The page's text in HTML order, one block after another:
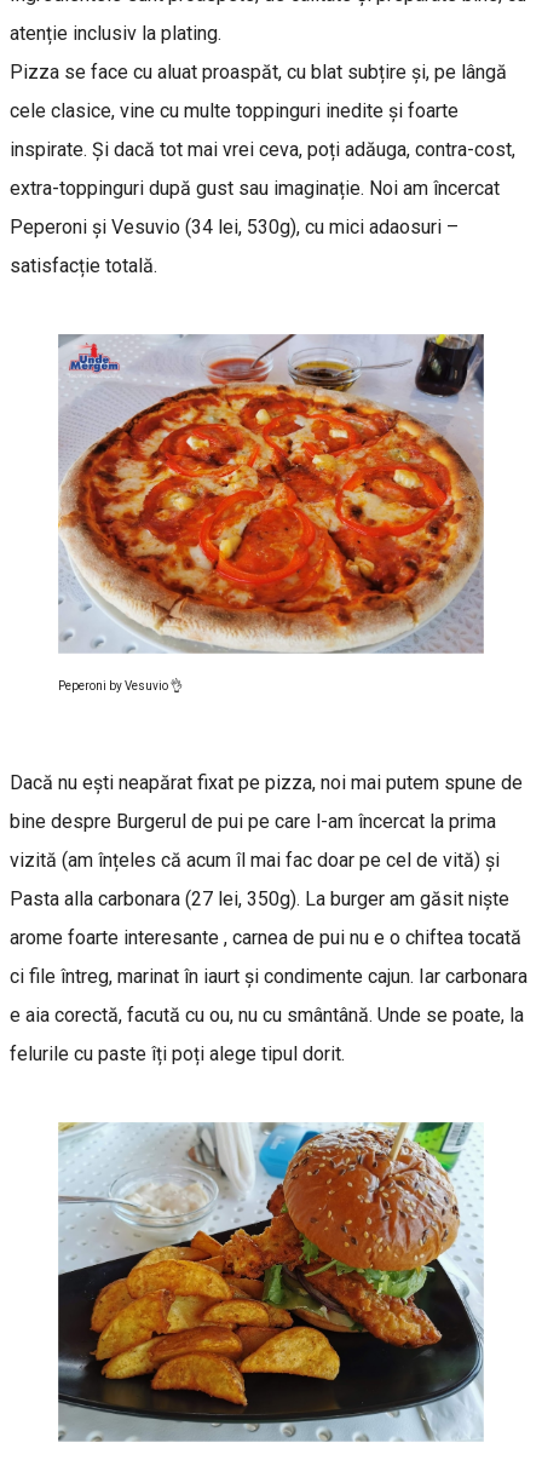
atenție inclusiv la plating.
Pizza se face cu aluat proaspăt, cu blat subțire și, pe lângă
cele clasice, vine cu multe toppinguri inedite și foarte
inspirate. Și dacă tot mai vrei ceva, poți adăuga, contra-cost,
extra-toppinguri după gust sau imaginație. Noi am încercat
Peperoni și Vesuvio (34 lei, 530g), cu mici adaosuri –
satisfacție totală.
Peperoni by Vesuvio 👌
Dacă nu ești neapărat fixat pe pizza, noi mai putem spune de
bine despre Burgerul de pui pe care l-am încercat la prima
vizită (am înțeles că acum îl mai fac doar pe cel de vită) și
Pasta alla carbonara (27 lei, 350g). La burger am găsit niște
arome foarte interesante , carnea de pui nu e o chiftea tocată
ci file întreg, marinat în iaurt și condimente cajun. Iar carbonara
e aia corectă, facută cu ou, nu cu smântână. Unde se poate, la
felurile cu paste îți poți alege tipul dorit.